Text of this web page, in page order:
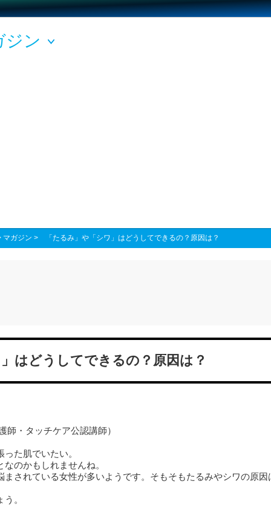
ジン
マガジン > 「たるみ」や「シワ」はどうしてできるの？原因は？
はどうしてできるの？原因は？
師・タッチケア公認講師）
た肌でいたい。
のかもしれませんね。
まされている女性が多いようです。そもそもたるみやシワの原因
。